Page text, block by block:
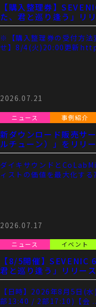
【購入整理券】
た、君と巡り逢う」リ
TOKYO-BAY 購入整
※【購入整理券の受付方法
せ】8/4(火)20:00更新
2026.07.21
新ダウンロード販売サ
ルチューン）」をリリー
ニュース 事例紹介
ダイキサウンドと
ィストの価値を最大化す
2026.07.17
【8/5開催】SEVENIC
君と巡り逢う」リリー
YO-BAY
ニュース イベント
【日時】2026年8月5日(
部13:40 / 2部17:10)【会